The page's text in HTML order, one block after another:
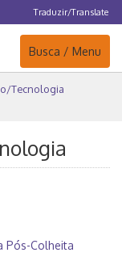
Traduzir/Translate
Navegação
Busca / Menu
Tecnologia
Pós-Colheita